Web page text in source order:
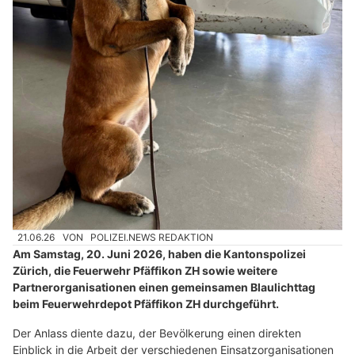
21.06.26 VON POLIZEI.NEWS REDAKTION
Am Samstag, 20. Juni 2026, haben die Kantonspolizei
Zürich, die Feuerwehr Pfäffikon ZH sowie weitere
Partnerorganisationen einen gemeinsamen Blaulichttag
beim Feuerwehrdepot Pfäffikon ZH durchgeführt.
Der Anlass diente dazu, der Bevölkerung einen direkten
Einblick in die Arbeit der verschiedenen Einsatzorganisationen